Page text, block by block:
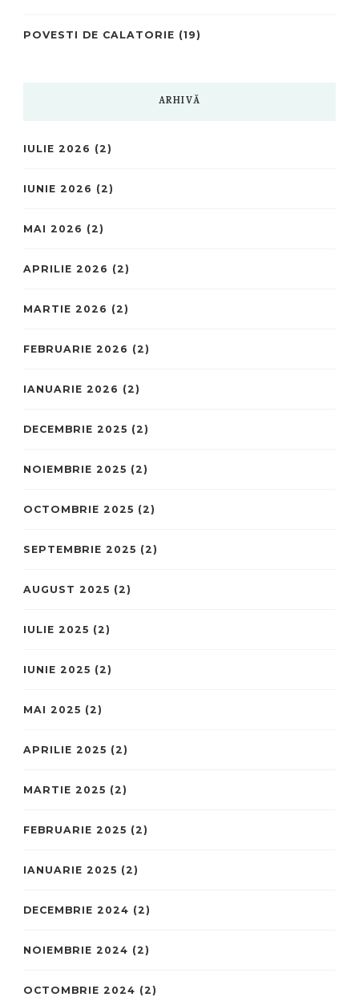
POVESTI DE CALATORIE (19)
ARHIVĂ
IULIE 2026 (2)
IUNIE 2026 (2)
MAI 2026 (2)
APRILIE 2026 (2)
MARTIE 2026 (2)
FEBRUARIE 2026 (2)
IANUARIE 2026 (2)
DECEMBRIE 2025 (2)
NOIEMBRIE 2025 (2)
OCTOMBRIE 2025 (2)
SEPTEMBRIE 2025 (2)
AUGUST 2025 (2)
IULIE 2025 (2)
IUNIE 2025 (2)
MAI 2025 (2)
APRILIE 2025 (2)
MARTIE 2025 (2)
FEBRUARIE 2025 (2)
IANUARIE 2025 (2)
DECEMBRIE 2024 (2)
NOIEMBRIE 2024 (2)
OCTOMBRIE 2024 (2)